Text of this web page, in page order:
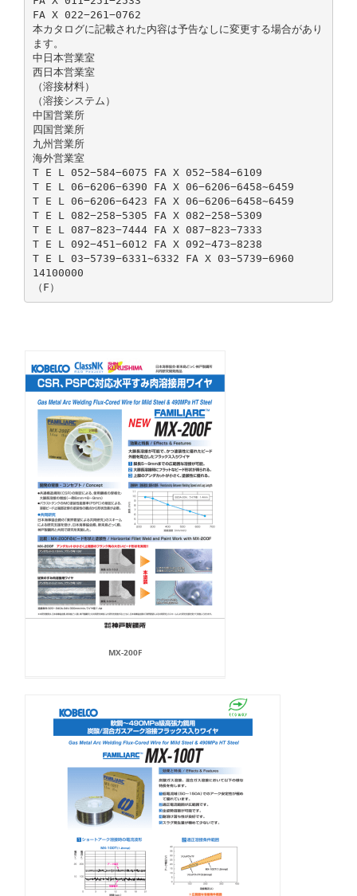
FA X 022−261−0762
本カタログに記載された内容は予告なしに変更する場合があり
ます。
中日本営業室
西日本営業室
（溶接材料）
（溶接システム）
中国営業所
四国営業所
九州営業所
海外営業室
T E L 052−584−6075 FA X 052−584−6109
T E L 06−6206−6390 FA X 06−6206−6458∼6459
T E L 06−6206−6423 FA X 06−6206−6458∼6459
T E L 082−258−5305 FA X 082−258−5309
T E L 087−823−7444 FA X 087−823−7333
T E L 092−451−6012 FA X 092−473−8238
T E L 03−5739−6331∼6332 FA X 03−5739−6960
14100000
MX-200F